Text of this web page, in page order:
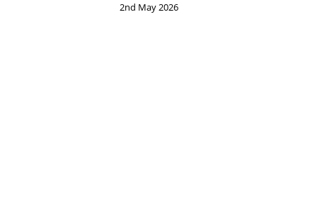
2nd May 2026